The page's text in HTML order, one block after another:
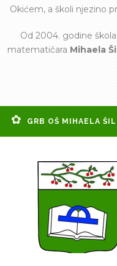
Okićem, a školi njezino
Od 2004. godine škola
matematičara Mihaela
GRB OŠ MIHAELA